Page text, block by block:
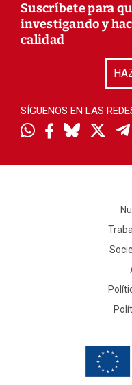
Suscríbete para
investigando y
calidad
SÍGUENOS EN LAS